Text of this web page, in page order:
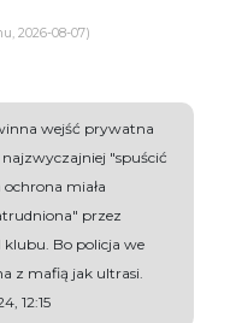
2026-08-07)
wejść prywatna
"spuścić
miała
przez
Bo policja we
z mafią jak ultrasi.
12:15